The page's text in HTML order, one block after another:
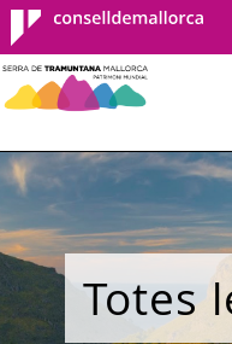
Consell de
Mallorca
Totes